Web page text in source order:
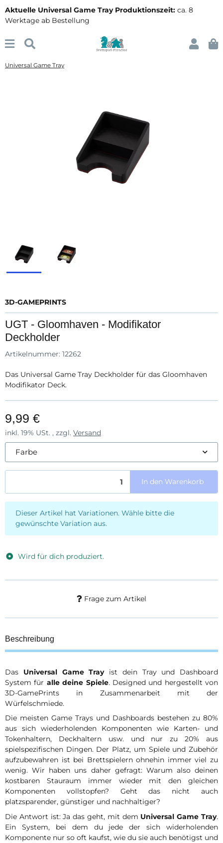
Aktuelle Universal Game Tray Produktionszeit: ca. 8
Werktage ab Bestellung
Universal Game Tray
3D-GAMEPRINTS
UGT - Gloomhaven - Modifikator
Deckholder
Artikelnummer: 12262
Das Universal Game Tray Deckholder für das Gloomhaven
Modifikator Deck.
9,99 €
inkl. 19% USt. , zzgl. Versand
Farbe
In den Warenkorb
x
Dieser Artikel hat Variationen. Wähle bitte die
gewünschte Variation aus.
Wird für dich produziert.
Frage zum Artikel
Beschreibung
Das Universal Game Trayist dein Tray und Dashboard
System für alle deine Spiele. Designed und hergestellt von
3D-GamePrints in Zusammenarbeit mit der
Würfelschmiede.
Die meisten Game Trays und Dashboards bestehen zu 80%
aus sich wiederholenden Komponenten wie Karten- und
Tokenhaltern, Deckhaltern usw. und nur zu 20% aus
spielspezifischen Dingen. Der Platz, um Spiele und Zubehör
aufzubewahren ist bei Brettspielern ohnehin immer viel zu
wenig. Wir haben uns daher gefragt: Warum also deinen
kostbaren Stauraum immer wieder mit den gleichen
Komponenten vollstopfen? Geht das nicht auch
platzsparender, günstiger und nachhaltiger?
Die Antwort ist: Ja das geht, mit dem Universal Game Tray.
Ein System, bei dem du jede der sich widerholenden
Komponente nur so oft kaufst, wie du sie auch benötigst und